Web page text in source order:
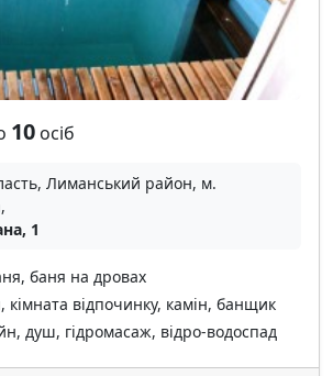
10 осіб
Лиманський район, м.
1
баня на дровах
кімната відпочинку, камін, банщик
душ, гідромасаж, відро-водоспад